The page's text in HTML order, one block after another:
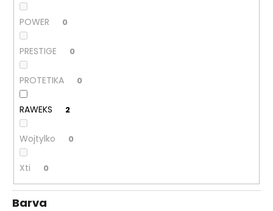
POWER 0
PRESTIGE 0
PROTETIKA 0
RAWEKS 2
Wojtylko 0
Xti 0
Barva